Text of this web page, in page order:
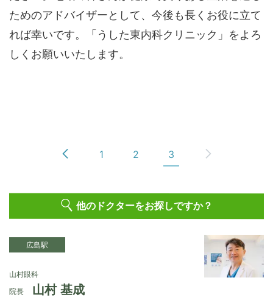
ためのアドバイザーとして、今後も長くお役に立て
れば幸いです。「うした東内科クリニック」をよろ
しくお願いいたします。
1 2 3
他のドクターをお探しですか？
広島駅
山村眼科
院長
山村 基成